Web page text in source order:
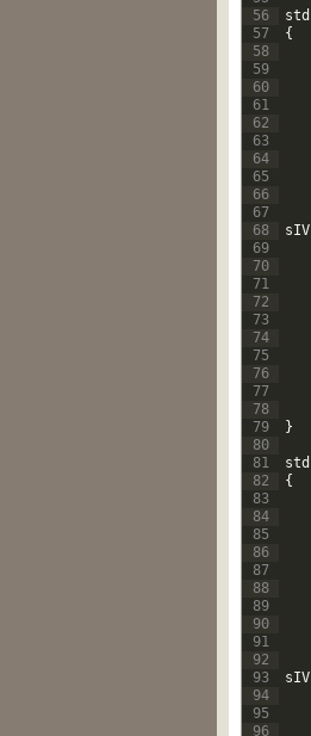
56
57
58
59
60
61
62
63
64
65
66
67
68
69
70
71
72
73
74
75
76
77
78
79
80
81
82
83
84
85
86
87
88
89
90
91
92
93
94
95
96
std
{
sIV
}
std
{
sIV